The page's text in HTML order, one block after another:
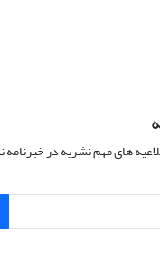
های مهم نشریه در